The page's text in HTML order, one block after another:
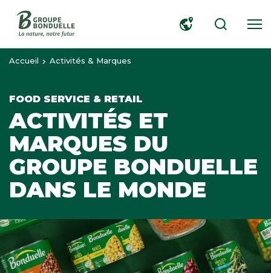
Accueil Activités & Marques
FOOD SERVICE & RETAIL
ACTIVITÉS ET
MARQUES DU
GROUPE BONDUELLE
DANS LE MONDE